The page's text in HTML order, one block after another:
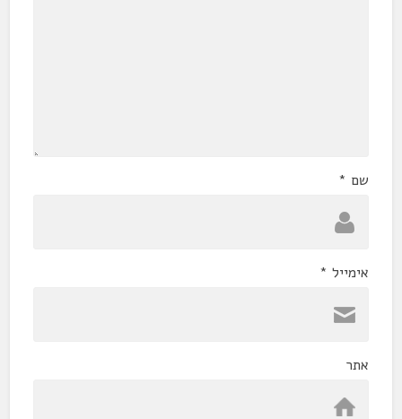
שם *
אימייל *
אתר